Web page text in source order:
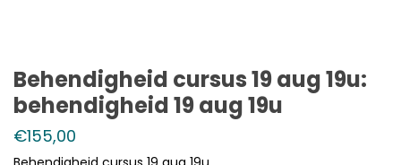
Behendigheid cursus 19 aug 19u:
behendigheid 19 aug 19u
€155,00